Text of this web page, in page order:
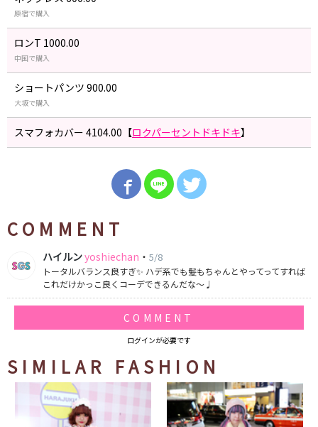
原宿で購入
ロンT 1000.00
中国で購入
ショートパンツ 900.00
大坂で購入
スマフォカバー 4104.00【ロクパーセントドキドキ】
COMMENT
ハイルンyoshiechan ・ 5/8
トータルバランス良すぎ✨ ハデ系でも髪もちゃんとやってってすれば
これだけかっこ良くコーデできるんだな〜♩
COMMENT
ログインが必要です
SIMILAR FASHION